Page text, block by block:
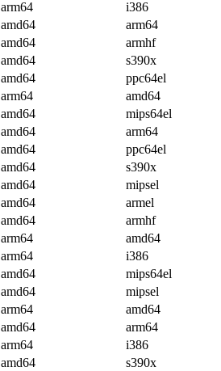
arm64
i386
amd64
arm64
amd64
armhf
amd64
s390x
amd64
ppc64el
arm64
amd64
amd64
mips64el
amd64
arm64
amd64
ppc64el
amd64
s390x
amd64
mipsel
amd64
armel
amd64
armhf
arm64
amd64
arm64
i386
amd64
mips64el
amd64
mipsel
arm64
amd64
amd64
arm64
arm64
i386
amd64
s390x